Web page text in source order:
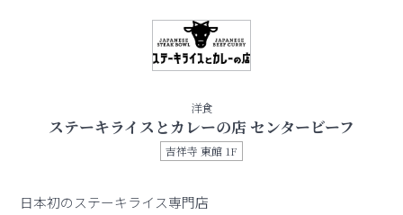
洋食
ステーキライスとカレーの店 センタービーフ
吉祥寺 東館 1F
日本初のステーキライス専門店